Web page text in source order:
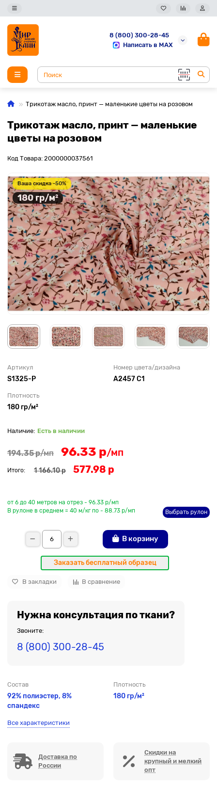
8 (800) 300-28-45
Написать в MAX
Трикотаж масло, принт — маленькие цветы на розовом
Трикотаж масло, принт — маленькие
цветы на розовом
Код Товара: 2000000037561
Ваша скидка -50%
180 гр/м²
Артикул
S1325-P
Номер цвета/дизайна
А2457 С1
Плотность
180 гр/м²
Есть в наличии
194.35 р/мп 96.33 р/мп
Итого: 1 166.10 р 577.98 р
от 6 до 40 метров на отрез - 96.33 р/мп
В рулоне в среднем = 40 м/кг по - 88.73 р/мп
Выбрать рулон
В корзину
Заказать бесплатный образец
В закладки В сравнение
Нужна консультация по ткани?
Звоните:
8 (800) 300-28-45
Состав
92% полиэстер, 8%
спандекс
Плотность
180 гр/м²
Все характеристики
Доставка по
России
Скидки на
крупный и мелкий
опт